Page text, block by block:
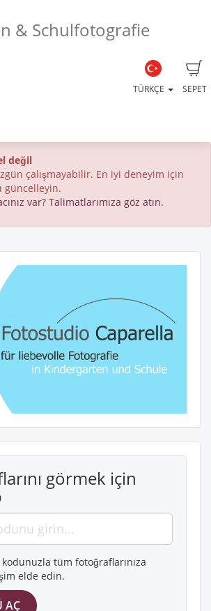
& Schulfotografie
SEPET
TÜRKÇE
değil
çalışmayabilir. En iyi deneyim için
güncelleyin.
var? Talimatlarımıza göz atın.
görmek için
tüm fotoğraflarınıza
elde edin.